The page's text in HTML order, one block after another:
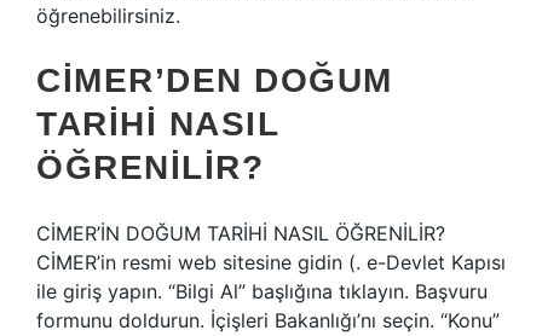
öğrenebilirsiniz.
CİMER’DEN DOĞUM
TARIHI NASIL
ÖĞRENILIR?
CİMER’İN DOĞUM TARİHİ NASIL ÖĞRENİLİR?
CİMER’in resmi web sitesine gidin (. e-Devlet Kapısı
ile giriş yapın. “Bilgi Al” başlığına tıklayın. Başvuru
formunu doldurun. İçişleri Bakanlığı’nı seçin. “Konu”